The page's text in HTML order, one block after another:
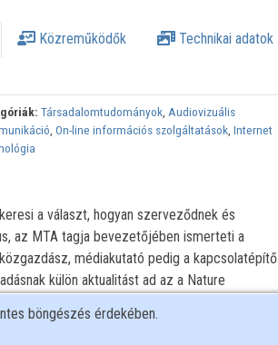
Közreműködők Technikai adatok
Társadalomtudományok,Audiovizuális
,On-line információs szolgáltatások,Internet
a választ, hogyan szerveződnek és
az MTA tagja bevezetőjében ismerteti a
médiakutató pedig a kapcsolatépítő
külön aktualitást ad az a Nature
- ezt szintén bemutatja az előadás. A kutatói
böngészés érdekében.